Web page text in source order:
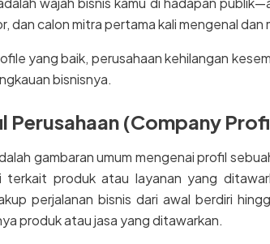
dan calon mitra pertama kali mengenal dan
yang baik, perusahaan kehilangan
bisnisnya.
Perusahaan (Company
gambaran umum mengenai profil
terkait produk atau layanan yang
perjalanan bisnis dari awal berdiri
produk atau jasa yang ditawarkan.